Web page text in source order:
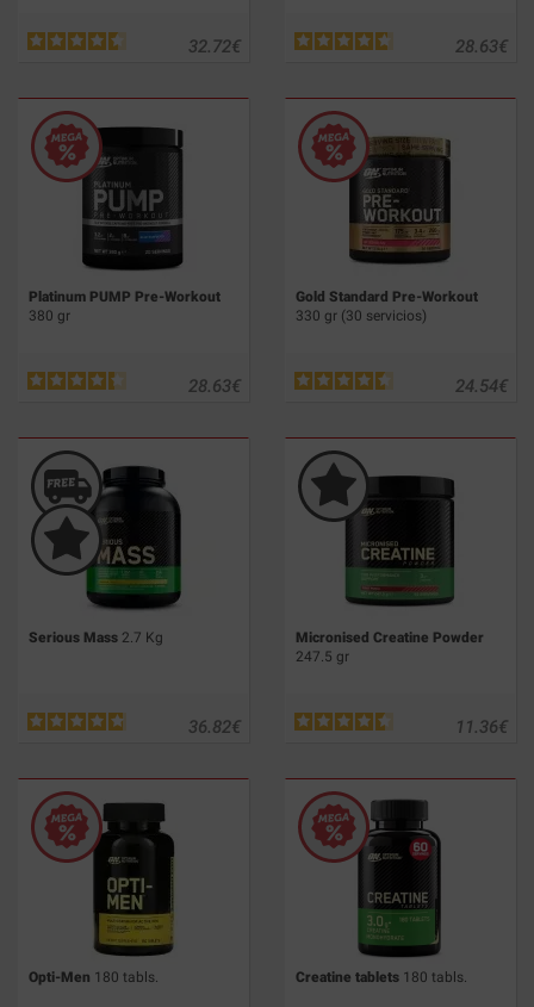
€
32.72 €
28.63
Platinum PUMP Pre-Workout
380 gr
€
28.63
Gold Standard Pre-Workout
330 gr (30 servicios)
€
24.54
Serious Mass 2.7 Kg
€
36.82
Micronised Creatine Powder
247.5 gr
€
11.36
Opti-Men 180 tabls. Creatine tablets 180 tabls.